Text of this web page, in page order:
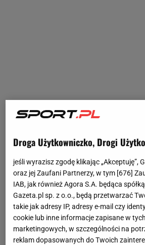
Droga Użytkowniczko, Drogi
jeśli wyrazisz zgodę klikając „Akceptuję”,
oraz jej Zaufani Partnerzy, w tym [676]
IAB, jak również Agora S.A. będąca
Gazeta.pl sp. z o.o., będą przetwarzać
takie jak adresy IP, adresy e-mail czy
cookie lub inne informacje zapisane w
marketingowych, w szczególności na
reklam dopasowanych do Twoich